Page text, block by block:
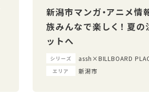
新潟市マンガ・アニメ情
族みんなで楽しく！ 夏
ットへ
シリーズ assh×BILLBOARD
エリア 新潟市